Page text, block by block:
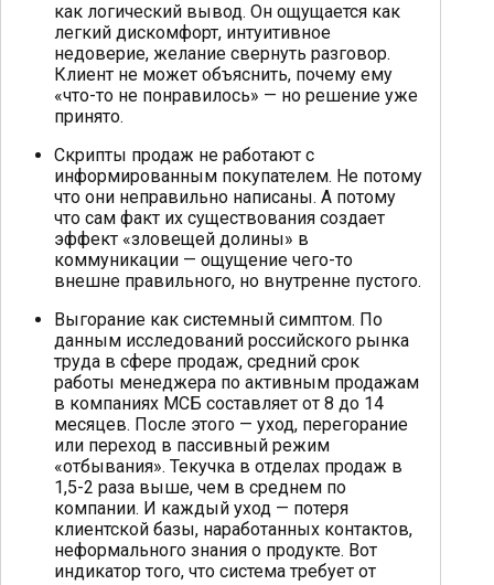
как логический вывод. Он ощущается как
легкий дискомфорт, интуитивное
недоверие, желание свернуть разговор.
Клиент не может объяснить, почему ему
«что-то не понравилось» — но решение уже
принято.
Скрипты продаж не работают с
информированным покупателем. Не потому
что они неправильно написаны. А потому
что сам факт их существования создает
эффект «зловещей долины» в
коммуникации — ощущение чего-то
внешне правильного, но внутренне пустого.
Выгорание как системный симптом. По
данным исследований российского рынка
труда в сфере продаж, средний срок
работы менеджера по активным продажам
в компаниях МСБ составляет от 8 до 14
месяцев. После этого — уход, перегорание
или переход в пассивный режим
«отбывания». Текучка в отделах продаж в
1,5-2 раза выше, чем в среднем по
компании. И каждый уход — потеря
клиентской базы, наработанных контактов,
неформального знания о продукте. Вот
индикатор того, что система требует от